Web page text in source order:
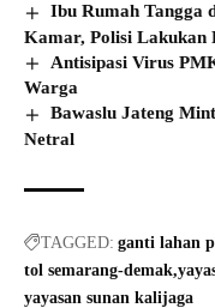
Ibu Rumah Tangga
Kamar, Polisi Lakukan
Antisipasi Virus
Warga
Bawaslu Jateng
Netral
TAGGED: ganti lahan
tol semarang-demak
yayasan sunan kalijaga